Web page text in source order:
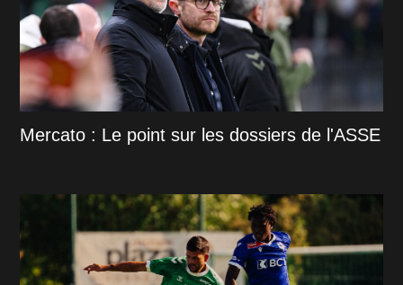
Mercato : Le point sur les dossiers de l'ASSE